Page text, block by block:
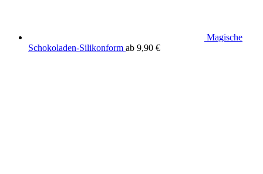
Magische
Schokoladen-Silikonform ab 9,90 €